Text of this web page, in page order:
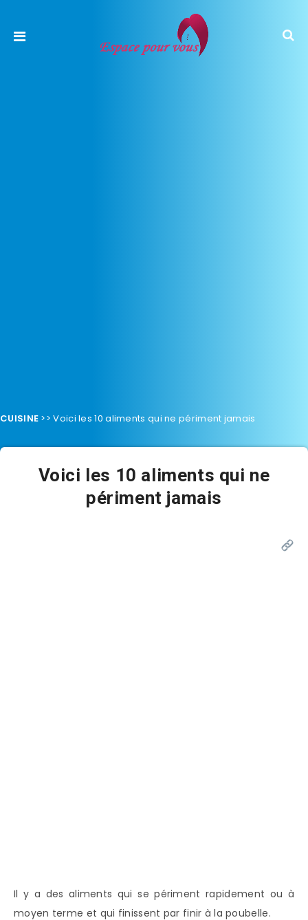
CUISINE >>Voici les 10 aliments qui ne périment jamais
Voici les 10 aliments qui ne
périment jamais
Il y a des aliments qui se périment rapidement ou à
moyen terme et qui finissent par finir à la poubelle.